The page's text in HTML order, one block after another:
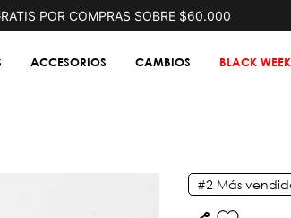
POR COMPRAS SOBRE $60.000
ACCESORIOS CAMBIOS BLACK WEEK
#2 Más